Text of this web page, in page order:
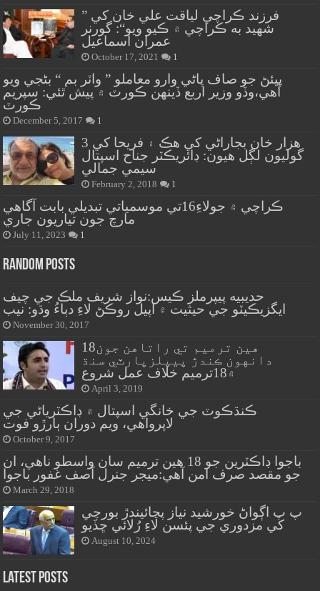
” فرزند ڪراچي لياقت علي خان کي
شهيد به ڪراچي ۾ ڪيو ويو“: گورنر
عمران اسماعيل
October 17, 2021 1
پيئڻ جو صاف پاڻي وارو معاملو ” واٽر بم “ بڻجي ويو
آهي،وڏو وزير اربع ڏينهن ڪورٽ ۾ پيش ٿئي: سپريم
ڪورٽ
December 5, 2017 1
هزار خان بجاراڻي کي هڪ ۽ فريحا کي 3
گوليون لڳل هيون: ڊائريڪٽر جناح اسپتال
سيمي جمالي
February 2, 2018 1
ڪراچي ۾ جولاءِ16تي موسمياتي تبديلي بابت آگاهي
مارچ جون تياريون جاري
July 11, 2023 1
Random Posts
حديبيه پيپرملز ڪيس:نواز شريف ملڪ جي چيف
ايگزيڪيٽو جي حيثيت ۾ اپيل روڪڻ لاءِ دٻاءُ وڌو: نيب
November 30, 2017
18هين ترميم تي راتاهن جون
دانهون ڪندڙ پيپلزپارٽي سنڌ
۾18ترميم خلاف عمل شروع
April 3, 2019
ڪنڌڪوٽ جي خانگي اسپتال ۾ ڊاڪٽرياڻي جي
لاپرواهي، ويم دوران ٻارڙو فوت
October 9, 2017
باجوا ڊاڪٽرين جو 18 هين ترميم سان واسطو ناهي، ان
جو مقصد صرف امن آهي:ميجر جنرل آصف غفور باجوا
March 29, 2018
پ پ اڳواڻ خورشيد نياز پچائيندڙ بورچي
کي مزدوري جي پئسن لاءِ رُلائي ڇڏيو
August 10, 2024
Latest Posts